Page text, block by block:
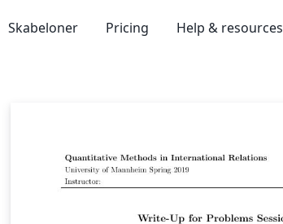
Skabeloner Pricing Help & resources